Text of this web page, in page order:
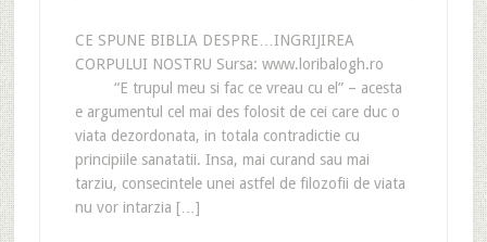
CE SPUNE BIBLIA DESPRE…INGRIJIREA
CORPULUI NOSTRU Sursa: www.loribalogh.ro
“E trupul meu si fac ce vreau cu el” – acesta
e argumentul cel mai des folosit de cei care duc o
viata dezordonata, in totala contradictie cu
principiile sanatatii. Insa, mai curand sau mai
tarziu, consecintele unei astfel de filozofii de viata
nu vor intarzia […]